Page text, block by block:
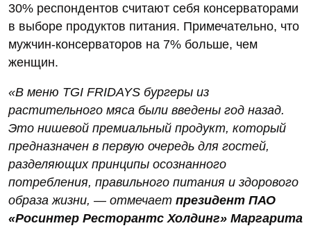
30% респондентов считают себя консерваторами
в выборе продуктов питания. Примечательно, что
мужчин-консерваторов на 7% больше, чем
женщин.
«В меню TGI FRIDAYS бургеры из
растительного мяса были введены год назад.
Это нишевой премиальный продукт, который
предназначен в первую очередь для гостей,
разделяющих принципы осознанного
потребления, правильного питания и здорового
образа жизни, — отмечает президент ПАО
«Росинтер Ресторантс Холдинг» Маргарита